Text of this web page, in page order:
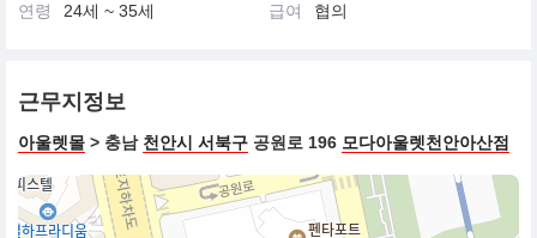
연령
24세 ~ 35세 급여 협의
근무지정보
아울렛몰 > 충남 천안시 서북구 공원로 196 모다아울렛천안아산점